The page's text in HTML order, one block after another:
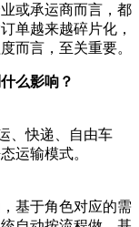
或承运商而言，都
单越来越碎片化，
而言，至关重要。
么影响？
、快递、自由车
运输模式。
基于角色对应的需